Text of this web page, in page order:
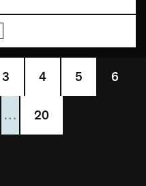
3 4 5 6
… 20